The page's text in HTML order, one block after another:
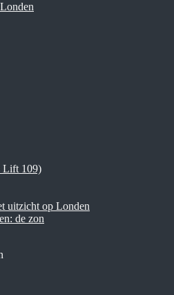
Lift 109)
uitzicht op Londen
de zon